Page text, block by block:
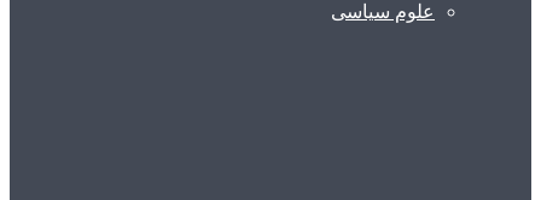
علوم سیاسی